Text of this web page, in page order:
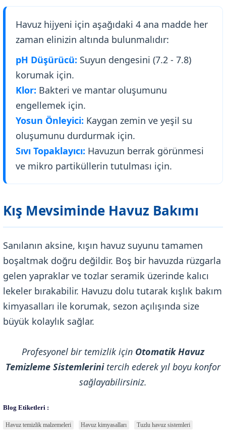
Havuz hijyeni için aşağıdaki 4 ana madde her
zaman elinizin altında bulunmalıdır:
pH Düşürücü: Suyun dengesini (7.2 - 7.8)
korumak için.
Klor: Bakteri ve mantar oluşumunu
engellemek için.
Yosun Önleyici: Kaygan zemin ve yeşil su
oluşumunu durdurmak için.
Sıvı Topaklayıcı: Havuzun berrak görünmesi
ve mikro partiküllerin tutulması için.
Kış Mevsiminde Havuz Bakımı
Sanılanın aksine, kışın havuz suyunu tamamen
boşaltmak doğru değildir. Boş bir havuzda rüzgarla
gelen yapraklar ve tozlar seramik üzerinde kalıcı
lekeler bırakabilir. Havuzu dolu tutarak kışlık bakım
kimyasalları ile korumak, sezon açılışında size
büyük kolaylık sağlar.
Profesyonel bir temizlik için Otomatik Havuz
Temizleme Sistemlerinitercih ederek yıl boyu konfor
sağlayabilirsiniz.
Blog Etiketleri :
Havuz temizlik malzemeleri Havuz kimyasalları Tuzlu havuz sistemleri